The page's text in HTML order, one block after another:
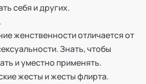
себя и других.
женственности отличается от
Знать, чтобы
и уместно применять.
жесты и жесты флирта.